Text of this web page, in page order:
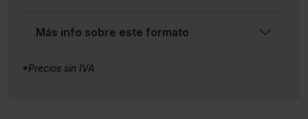
Más info sobre este formato
*Precios sin IVA